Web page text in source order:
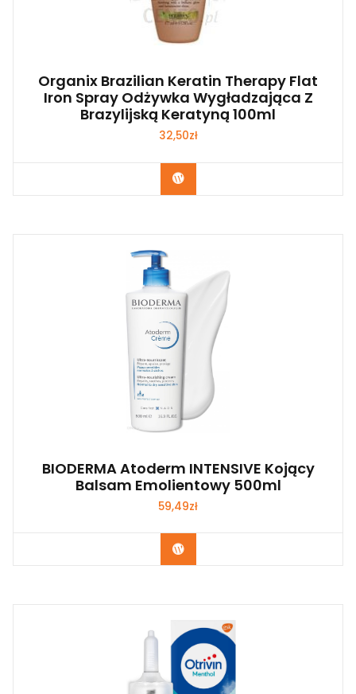
Organix Brazilian Keratin Therapy Flat
Iron Spray Odżywka Wygładzająca Z
Brazylijską Keratyną 100ml
32,50zł
Zobacz
BIODERMA Atoderm INTENSIVE Kojący
Balsam Emolientowy 500ml
59,49zł
Zobacz